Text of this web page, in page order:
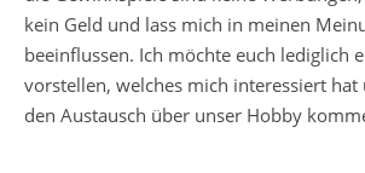
kein Geld und lass mich in meinen
beeinflussen. Ich möchte euch lediglich
vorstellen, welches mich interessiert
den Austausch über unser Hobby